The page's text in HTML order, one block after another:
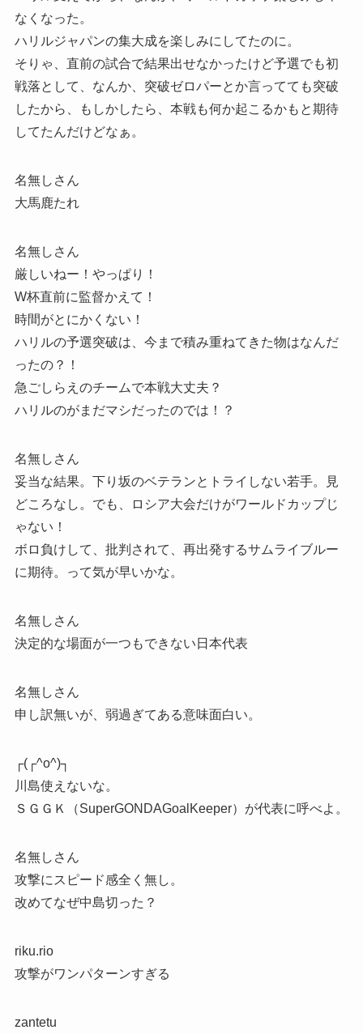
なくなった。
ハリルジャパンの集大成を楽しみにしてたのに。
そりゃ、直前の試合で結果出せなかったけど予選でも初
戦落として、なんか、突破ゼロパーとか言ってても突破
したから、もしかしたら、本戦も何か起こるかもと期待
してたんだけどなぁ。
名無しさん
大馬鹿たれ
名無しさん
厳しいねー！やっぱり！
W杯直前に監督かえて！
時間がとにかくない！
ハリルの予選突破は、今まで積み重ねてきた物はなんだ
ったの？！
急ごしらえのチームで本戦大丈夫？
ハリルのがまだマシだったのでは！？
名無しさん
妥当な結果。下り坂のベテランとトライしない若手。見
どころなし。でも、ロシア大会だけがワールドカップじ
ゃない！
ボロ負けして、批判されて、再出発するサムライブルー
に期待。って気が早いかな。
名無しさん
決定的な場面が一つもできない日本代表
名無しさん
申し訳無いが、弱過ぎてある意味面白い。
┌(┌^o^)┐
川島使えないな。
ＳＧＧＫ（SuperGONDAGoalKeeper）が代表に呼べよ。
名無しさん
攻撃にスピード感全く無し。
改めてなぜ中島切った？
riku.rio
攻撃がワンパターンすぎる
zantetu